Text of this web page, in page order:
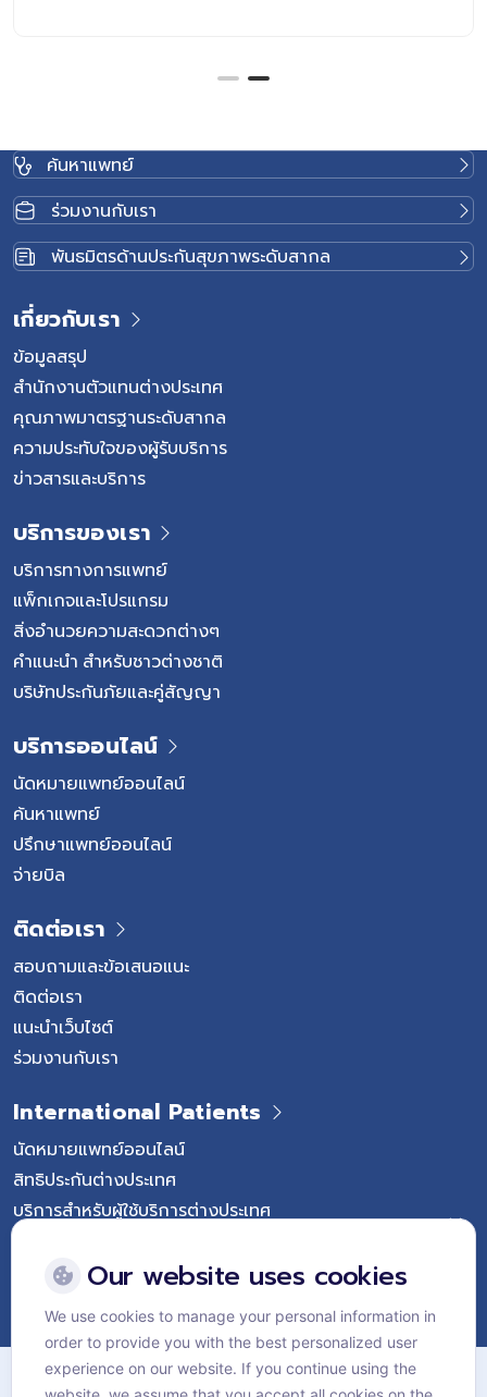
ค้นหาแพทย์
ร่วมงานกับเรา
พันธมิตรด้านประกันสุขภาพระดับสากล
เกี่ยวกับเรา
ข้อมูลสรุป
สำนักงานตัวแทนต่างประเทศ
คุณภาพมาตรฐานระดับสากล
ความประทับใจของผู้รับบริการ
ข่าวสารและบริการ
บริการของเรา
บริการทางการแพทย์
แพ็กเกจและโปรแกรม
สิ่งอำนวยความสะดวกต่างๆ
คำแนะนำ สำหรับชาวต่างชาติ
บริษัทประกันภัยและคู่สัญญา
บริการออนไลน์
นัดหมายแพทย์ออนไลน์
ค้นหาแพทย์
ปรึกษาแพทย์ออนไลน์
จ่ายบิล
ติดต่อเรา
สอบถามและข้อเสนอแนะ
ติดต่อเรา
แนะนำเว็บไซต์
ร่วมงานกับเรา
International Patients
นัดหมายแพทย์ออนไลน์
สิทธิประกันต่างประเทศ
บริการสำหรับผู้ใช้บริการต่างประเทศ
Follow Vejthani International Hospital
แผนผังเว็บไซต์
Our website uses cookies
We use cookies to manage your personal information in
order to provide you with the best personalized user
experience on our website. If you continue using the